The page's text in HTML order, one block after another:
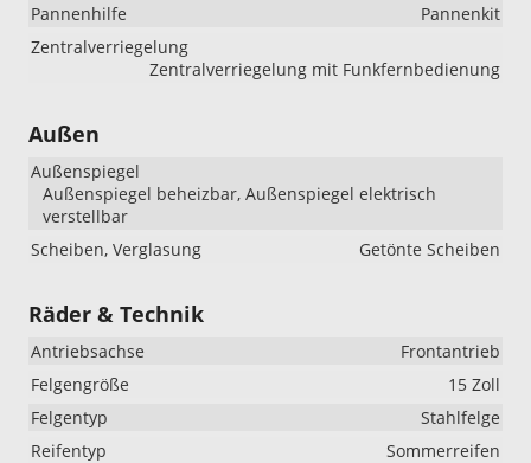
Pannenhilfe
Pannenkit
Zentralverriegelung
Zentralverriegelung mit Funkfernbedienung
Außen
Außenspiegel
Außenspiegel beheizbar, Außenspiegel elektrisch
verstellbar
Scheiben, Verglasung
Getönte Scheiben
Räder & Technik
Antriebsachse
Frontantrieb
Felgengröße
15 Zoll
Felgentyp
Stahlfelge
Reifentyp
Sommerreifen